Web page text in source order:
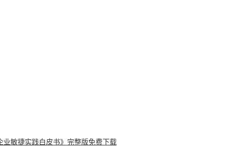
业敏捷实践白皮书》完整版免费下载